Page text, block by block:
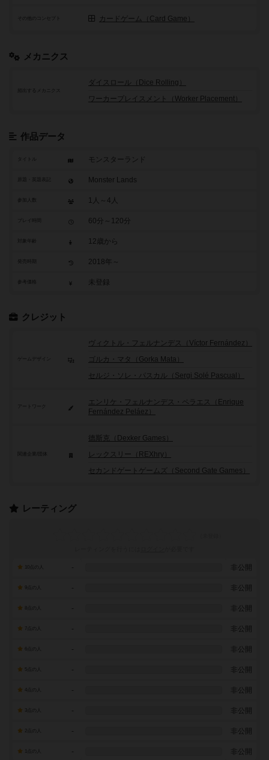
その他のコンセプト カードゲーム（Card Game）
メカニクス
頻出するメカニクス
ダイスロール（Dice Rolling）
ワーカープレイスメント（Worker Placement）
作品データ
タイトル モンスターランド
Monster Lands
参加人数 1人～4人
60分～120分
12歳から
2018年～
未登録
クレジット
ヴィクトル・フェルナンデス（Víctor Fernández）
ゴルカ・マタ（Gorka Mata）
セルジ・ソレ・パスカル（Sergi Solé Pascual）
アートワーク
エンリケ・フェルナンデス・ペラエス（Enrique
Fernández Peláez）
德斯克（Dexker Games）
レックスリー（REXhry）
セカンドゲートゲームズ（Second Gate Games）
レーティング
- 非公開
- 非公開
- 非公開
7点の人 - 非公開
- 非公開
- 非公開
- 非公開
- 非公開
- 非公開
- 非公開